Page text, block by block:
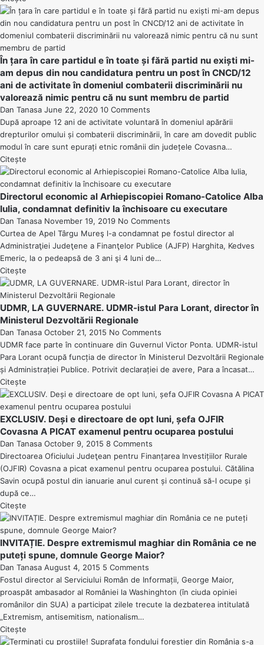
În țara în care partidul e în toate și fără partid nu exiști mi-
am depus din nou candidatura pentru un post în CNCD/12
ani de activitate în domeniul combaterii discriminării nu
valorează nimic pentru că nu sunt membru de partid
Dan Tanasa June 22, 2020 10 Comments
După aproape 12 ani de activitate voluntară în domeniul apărării
drepturilor omului și combaterii discriminării, în care am dovedit public
modul în care sunt epurați etnic românii din județele Covasna…
Citește
Directorul economic al Arhiepiscopiei Romano-Catolice Alba
Iulia, condamnat definitiv la închisoare cu executare
Dan Tanasa November 19, 2019 No Comments
Curtea de Apel Târgu Mureş l-a condamnat pe fostul director al
Administraţiei Judeţene a Finanţelor Publice (AJFP) Harghita, Kedves
Emeric, la o pedeapsă de 3 ani şi 4 luni de…
Citește
UDMR, LA GUVERNARE. UDMR-istul Para Lorant, director în
Ministerul Dezvoltării Regionale
Dan Tanasa October 21, 2015 No Comments
UDMR face parte în continuare din Guvernul Victor Ponta. UDMR-istul
Para Lorant ocupă funcția de director în Ministerul Dezvoltării Regionale
și Administrației Publice. Potrivit declarației de avere, Para a încasat…
Citește
EXCLUSIV. Deși e directoare de opt luni, șefa OJFIR
Covasna A PICAT examenul pentru ocuparea postului
Dan Tanasa October 9, 2015 8 Comments
Directoarea Oficiului Judeţean pentru Finanțarea Investițiilor Rurale
(OJFIR) Covasna a picat examenul pentru ocuparea postului. Cătălina
Savin ocupă postul din ianuarie anul curent și continuă să-l ocupe și
după ce…
Citește
INVITAȚIE. Despre extremismul maghiar din România ce ne
puteți spune, domnule George Maior?
Dan Tanasa August 4, 2015 5 Comments
Fostul director al Serviciului Român de Informații, George Maior,
proaspăt ambasador al României la Washinghton (în ciuda opiniei
românilor din SUA) a participat zilele trecute la dezbaterea intitulată
„Extremism, antisemitism, nationalism…
Citește